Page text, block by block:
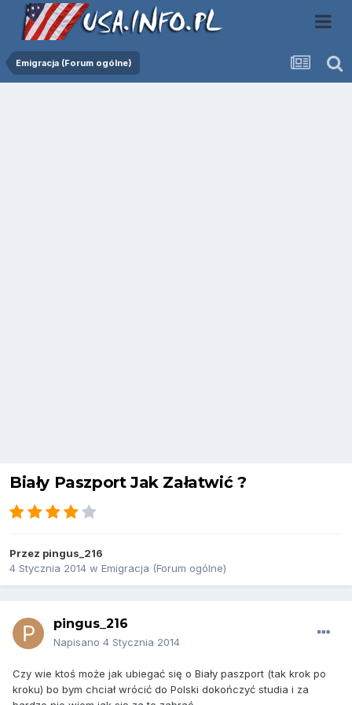
Emigracja (Forum ogólne)
Biały Paszport Jak Załatwić ?
Przez pingus_216
4 Stycznia 2014 w Emigracja (Forum ogólne)
pingus_216
Napisano 4 Stycznia 2014
Czy wie ktoś może jak ubiegać się o Biały paszport (tak krok po
kroku) bo bym chciał wrócić do Polski dokończyć studia i za